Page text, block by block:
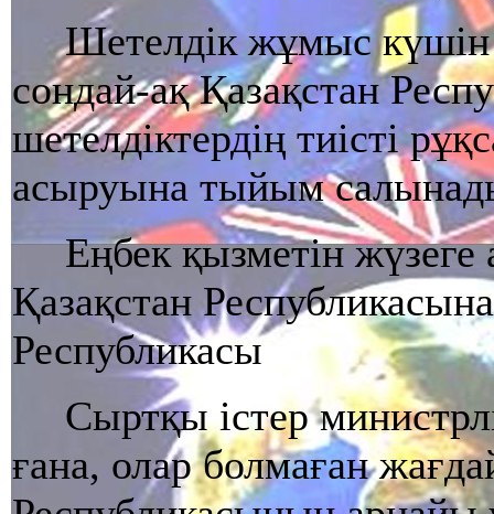
Шетелдiк жұмыс күшiн
сондай-ақ Қазақстан
шетелдiктердiң тиiстi
асыруына тыйым
Еңбек қызметiн
Қазақстан
Республикасы
Сыртқы iстер
ғана, олар болмаған